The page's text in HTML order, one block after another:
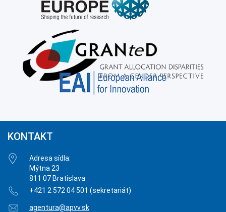
KONTAKT
Adresa sídla:
Mýtna 23
811 07 Bratislava
+421 2 572 04 501 (sekretariát)
agentura@apvv.sk